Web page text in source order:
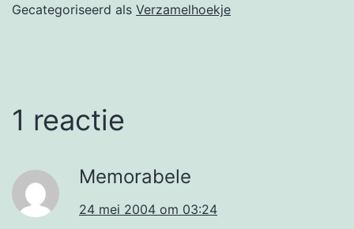
Gecategoriseerd als Verzamelhoekje
1 reactie
Memorabele
24 mei 2004 om 03:24